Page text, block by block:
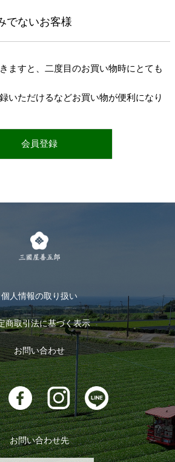
でないお客様
ますと、二度目のお買い物時にとても
いただけるなどお買い物が便利になり
会員登録
個人情報の取り扱い
商取引法に基づく表示
お問い合わせ
お問い合わせ先